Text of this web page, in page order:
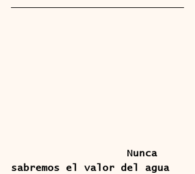
sabremos el valor del agua